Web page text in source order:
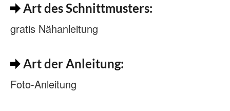
Art des Schnittmusters:
gratis Nähanleitung
Art der Anleitung:
Foto-Anleitung